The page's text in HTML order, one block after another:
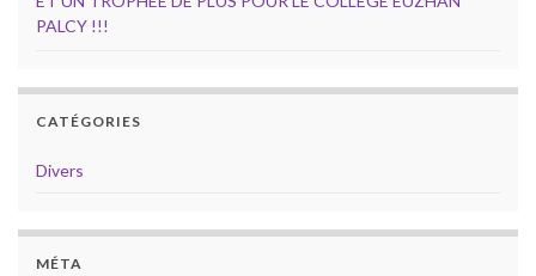
PALCY !!!
CATÉGORIES
Divers
MÉTA